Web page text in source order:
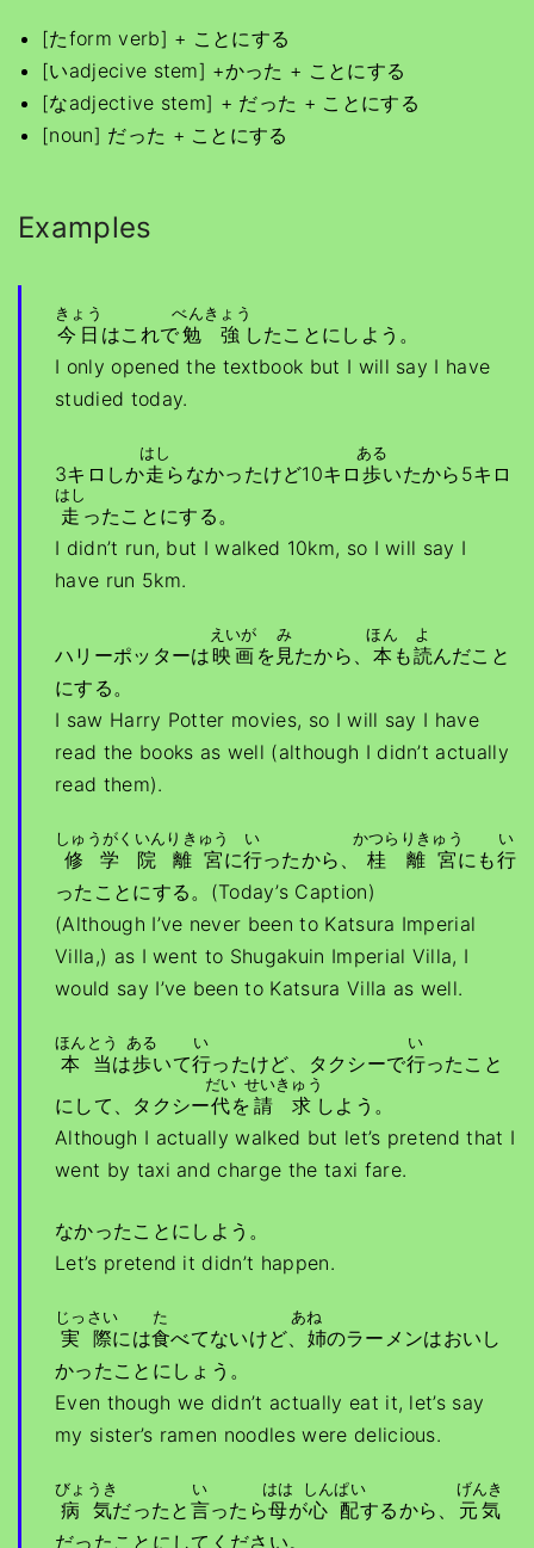
[たform verb] + ことにする
[いadjecive stem] +かった + ことにする
[なadjective stem] + だった + ことにする
[noun] だった + ことにする
Examples
今日
きょう
はこれで勉強
べんきょう
したことにしよう。
I only opened the textbook but I will say I have
studied today.
3キロしか走
はし
らなかったけど10キロ 歩
ある
いたから5キロ
走
はし
ったことにする。
I didn’t run, but I walked 10km, so I will say I
have run 5km.
ハリーポッターは映画
えいが
を 見
み
たから、 本
ほん
も読
よ
んだこと
にする。
I saw Harry Potter movies, so I will say I have
read the books as well (although I didn’t actually
read them).
修学院
しゅうがくいん
離宮
りきゅう
に行
い
ったから、 桂
かつら
離宮
りきゅう
にも行
い
ったことにする。(Today’s Caption)
(Although I’ve never been to Katsura Imperial
Villa,) as I went to Shugakuin Imperial Villa, I
would say I’ve been to Katsura Villa as well.
本当
ほんとう
は歩
ある
いて行
い
ったけど、タクシーで行
い
ったこと
にして、タクシー代
だい
を 請求
せいきゅう
しよう。
Although I actually walked but let’s pretend that I
went by taxi and charge the taxi fare.
なかったことにしよう。
Let’s pretend it didn’t happen.
実際
じっさい
には食
た
べてないけど、姉
あね
のラーメンはおいし
かったことにしょう。
Even though we didn’t actually eat it, let’s say
my sister’s ramen noodles were delicious.
病気
びょうき
だったと 言
い
ったら母
はは
が心配
しんぱい
するから、 元気
げんき
だったことにしてください。